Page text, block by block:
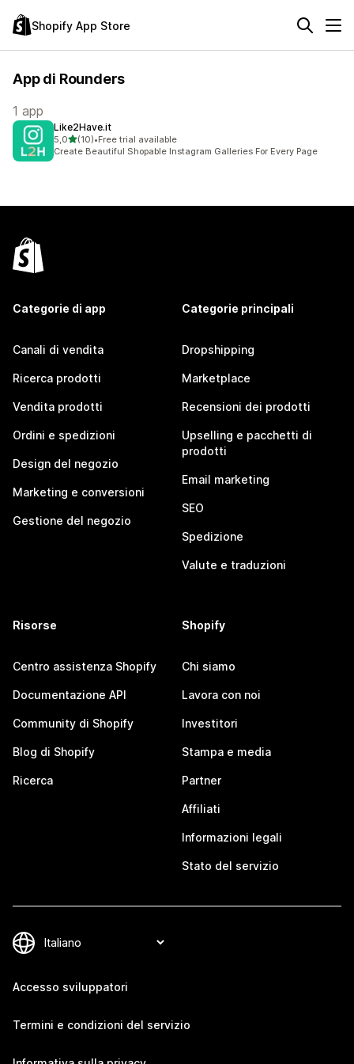
Shopify App Store
App di Rounders
1 app
Like2Have.it
5,0stelle su 5
(10)
10 recensioni totali
•Free trial available
Create Beautiful Shopable Instagram Galleries For Every Page
Categorie di app
Canali di vendita
Ricerca prodotti
Vendita prodotti
Ordini e spedizioni
Design del negozio
Marketing e conversioni
Gestione del negozio
Categorie principali
Dropshipping
Marketplace
Recensioni dei prodotti
Upselling e pacchetti di
prodotti
Email marketing
SEO
Spedizione
Valute e traduzioni
Risorse
Centro assistenza Shopify
Documentazione API
Community di Shopify
Blog di Shopify
Ricerca
Shopify
Chi siamo
Lavora con noi
Investitori
Stampa e media
Partner
Affiliati
Informazioni legali
Stato del servizio
Accesso sviluppatori
Termini e condizioni del servizio